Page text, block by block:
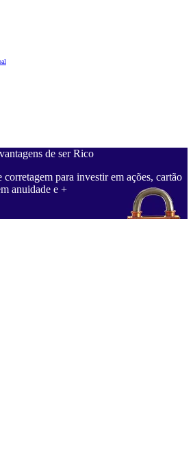
de ser Rico
corretagem para investir em ações, cartão
anuidade e +